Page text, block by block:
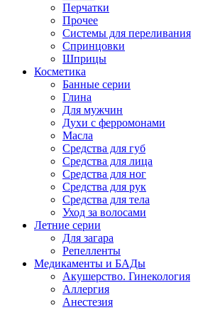
Перчатки
Прочее
Системы для переливания
Спринцовки
Шприцы
Косметика
Банные серии
Глина
Для мужчин
Духи с ферромонами
Масла
Средства для губ
Средства для лица
Средства для ног
Средства для рук
Средства для тела
Уход за волосами
Летние серии
Для загара
Репелленты
Медикаменты и БАДы
Акушерство. Гинекология
Аллергия
Анестезия